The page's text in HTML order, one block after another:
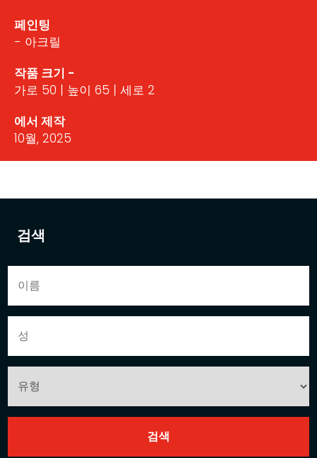
검색
페인팅
- 아크릴
작품 크기 -
가로 50 | 높이 65 | 세로 2
에서 제작
10월, 2025